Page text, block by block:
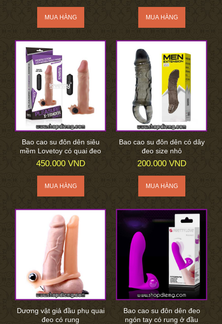
Bao cao su đôn dên siêu
mềm Lovetoy có quai đeo
450.000 VND
Bao cao su đôn dên có dây
đeo size nhỏ
200.000 VND
Dương vật giả đầu phụ quai
đeo có rung
Bao cao su đôn dên đeo
ngón tay có rung ở đầu